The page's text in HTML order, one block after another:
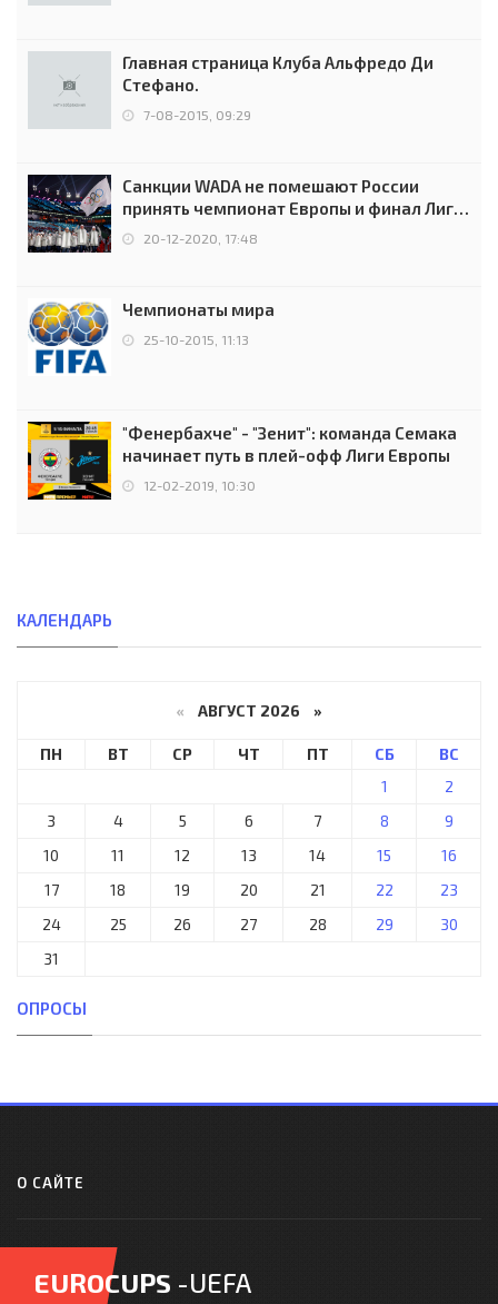
Главная страница Клуба Альфредо Ди
Стефано.
7-08-2015, 09:29
Санкции WADA не помешают России
принять чемпионат Европы и финал Лиги
чемпионов.
20-12-2020, 17:48
Чемпионаты мира
25-10-2015, 11:13
"Фенербахче" - "Зенит": команда Семака
начинает путь в плей-офф Лиги Европы
12-02-2019, 10:30
КАЛЕНДАРЬ
« АВГУСТ 2026 »
ПН ВТ СР ЧТ ПТ СБ
ВС
1
2
3
4 5 6 7 8
9
10
11 12 13 14 15
16
17
18 19 20 21 22
23
24
25 26 27 28 29
30
31
ОПРОСЫ
О САЙТЕ
EUROCUPS -UEFA